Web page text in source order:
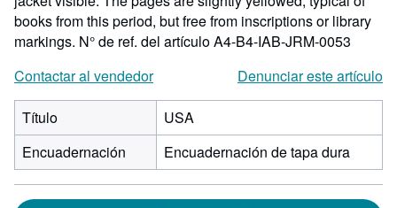
books from this period, but free from inscriptions or library
markings. N° de ref. del artículo A4-B4-IAB-JRM-0053
Contactar al vendedor
Denunciar este artículo
Título
USA
Encuadernación
Encuadernación de tapa dura